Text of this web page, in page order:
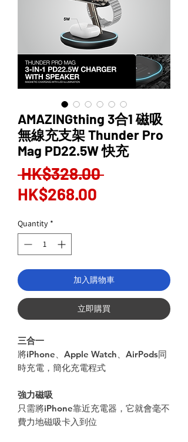
AMAZINGthing 3合1 磁吸
無線充支架 Thunder Pro
Mag PD22.5W 快充
HK$328.00 Regular
HK$268.00
Quantity *
加入購物車
立即購買
三合一
將iPhone、 Apple Watch、 AirPods同
時充電，簡化充電程式
強力磁吸
只需將iPhone靠近充電器，它就會毫不
費力地磁吸卡入到位